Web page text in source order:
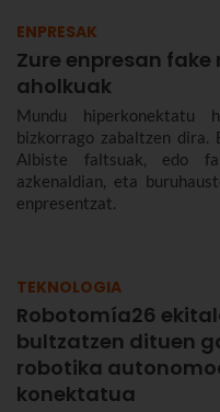
ENPRESAK
Zure enpresan
aholkuak
Mundu hiperkonektatu
bizkorrago zabaltzen
Albiste faltsuak, edo
azkenaldian, eta
enpresentzat.
TEKNOLOGIA
Robotomía26
bultzatzen dituen
robotika
konektatua